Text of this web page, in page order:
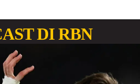
DI RBN